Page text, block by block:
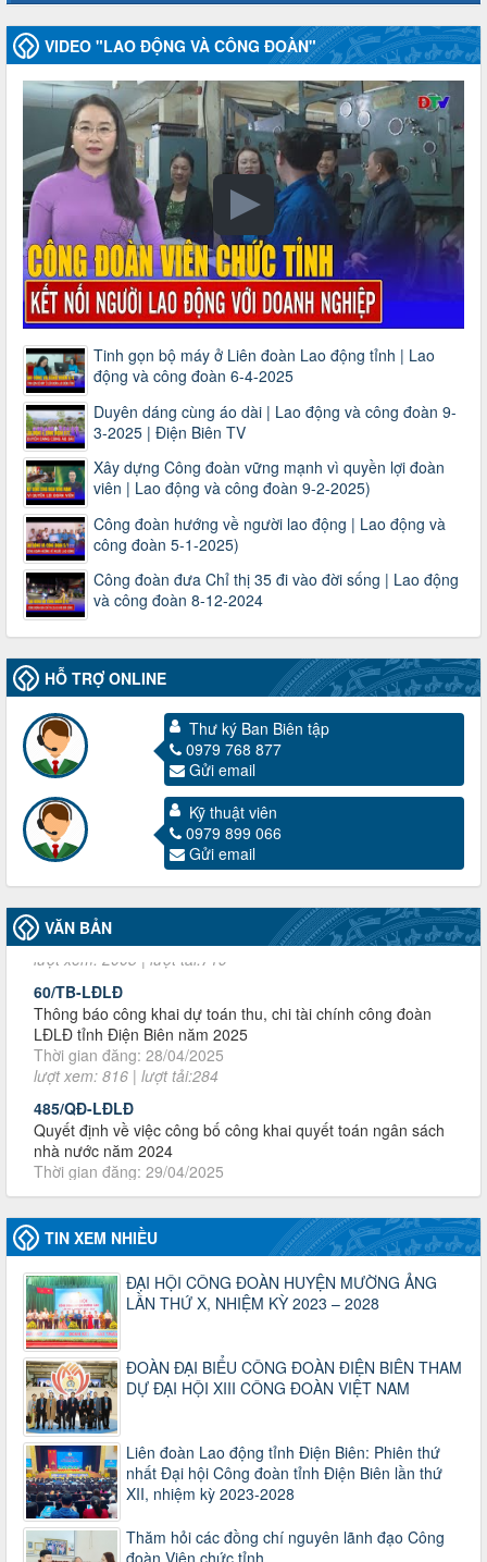
VIDEO "LAO ĐỘNG VÀ CÔNG ĐOÀN"
Tinh gọn bộ máy ở Liên đoàn Lao động tỉnh | Lao
động và công đoàn 6-4-2025
Duyên dáng cùng áo dài | Lao động và công đoàn 9-
3-2025 | Điện Biên TV
Xây dựng Công đoàn vững mạnh vì quyền lợi đoàn
viên | Lao động và công đoàn 9-2-2025)
Công đoàn hướng về người lao động | Lao động và
công đoàn 5-1-2025)
Công đoàn đưa Chỉ thị 35 đi vào đời sống | Lao động
và công đoàn 8-12-2024
HỖ TRỢ ONLINE
Thư ký Ban Biên tập
0979 768 877
Gửi email
Kỹ thuật viên
0979 899 066
Gửi email
VĂN BẢN
3716/TLD-TC
Công văn hướng dẫn công tác quả lý tài chính, tài sản công
đoàn khi đơn vị sát nhập, chấm dứt hoạt động
Thời gian đăng: 13/04/2025
lượt xem: 2003 | lượt tải:719
60/TB-LĐLĐ
Thông báo công khai dự toán thu, chi tài chính công đoàn
LĐLĐ tỉnh Điện Biên năm 2025
Thời gian đăng: 28/04/2025
lượt xem: 816 | lượt tải:284
485/QĐ-LĐLĐ
Quyết định về việc công bố công khai quyết toán ngân sách
nhà nước năm 2024
Thời gian đăng: 29/04/2025
lượt xem: 915 | lượt tải:253
2930/TLĐ-TC
Công văn số 2930/TLĐ-TC, ngày 31/12/2024 của Tổng
LĐLĐ Việt Nam về việc quy định tỷ lệ phân phối tự động
KPCĐ 2% qua tài khoản Công đoàn Việt Nam về các cấp
Công đoàn năm 2025
Thời gian đăng: 06/01/2025
lượt xem: 1066 | lượt tải:437
47-TTCĐ/BTGTU
Thông tin chuyên đề: Một số nôi dung về sắp xếp tổ chức bộ
máy của hệ thống chính trị tinh gọn, hoạt động hiệu lực, hiệu
quả
Thời gian đăng: 25/12/2024
lượt xem: 1221 | lượt tải:339
37/HD-TLĐ
Hướng dẫn Công đoàn với việc tổ chức và hoạt động của
Ban Thanh tra Nhân dân
Thời gian đăng: 27/12/2024
lượt xem: 4944 | lượt tải:1351
TIN XEM NHIỀU
ĐẠI HỘI CÔNG ĐOÀN HUYỆN MƯỜNG ẢNG
LẦN THỨ X, NHIỆM KỲ 2023 – 2028
ĐOÀN ĐẠI BIỂU CÔNG ĐOÀN ĐIỆN BIÊN THAM
DỰ ĐẠI HỘI XIII CÔNG ĐOÀN VIỆT NAM
Liên đoàn Lao động tỉnh Điện Biên: Phiên thứ
nhất Đại hội Công đoàn tỉnh Điện Biên lần thứ
XII, nhiệm kỳ 2023-2028
Thăm hỏi các đồng chí nguyên lãnh đạo Công